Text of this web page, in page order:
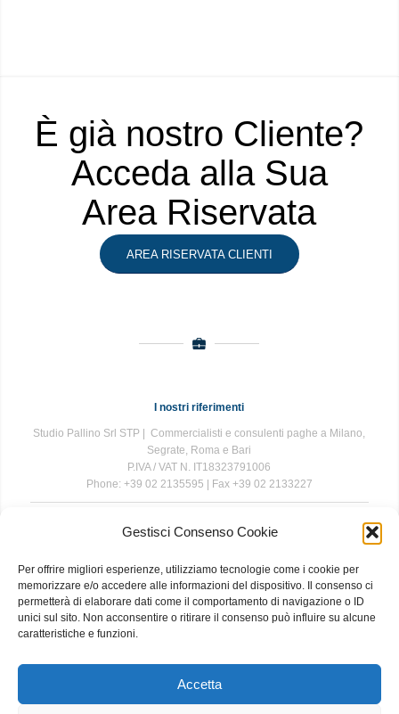
Gestisci Consenso Cookie
Per offrire migliori esperienze, utilizziamo tecnologie come i cookie per
memorizzare e/o accedere alle informazioni del dispositivo. Il consenso ci
permetterà di elaborare dati come il comportamento di navigazione o ID
unici sul sito. Non acconsentire o ritirare il consenso può influire su alcune
caratteristiche e funzioni.
Accetta
È già nostro Cliente?
Acceda alla Sua
Area Riservata
AREA RISERVATA CLIENTI
I nostri riferimenti
Studio Pallino Srl STP | Commercialisti e consulenti paghe a Milano,
Segrate, Roma e Bari
P.IVA / VAT N. IT18323791006
Phone: +39 02 2135595 | Fax +39 02 2133227
The information contained in this website is for general information
while we endeavour to keep the information up to date and correct, we
make no representations or warranties of any kind, express or implied,
about the completeness, accuracy, reliability, suitability or availability
with respect to the website or the information, products, services, or
related graphics contained on the website for any purpose. Any